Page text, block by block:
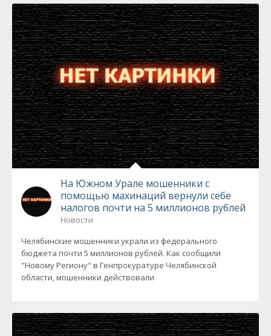
На Южном Урале мошенники с
помощью махинаций вернули себе
налогов почти на 5 миллионов рублей
Новости
Челябинские мошенники украли из федерального
бюджета почти 5 миллионов рублей. Как сообщили
"Новому Региону" в Генпрокуратуре Челябинской
области, мошенники действовали